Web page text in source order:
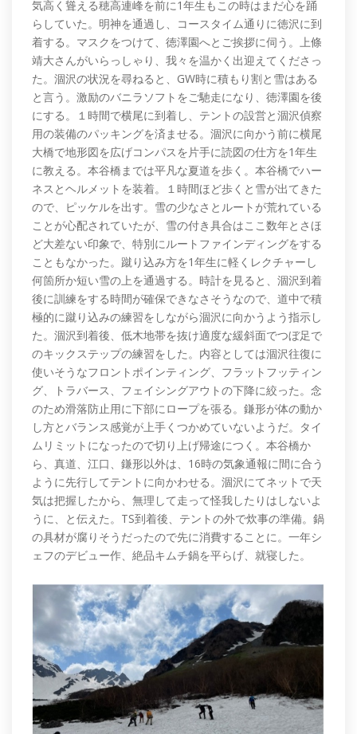
気高く聳える穂高連峰を前に1年生もこの時はまだ心を踊
らしていた。明神を通過し、コースタイム通りに徳沢に到
着する。マスクをつけて、徳澤園へとご挨拶に伺う。上條
靖大さんがいらっしゃり、我々を温かく出迎えてくださっ
た。涸沢の状況を尋ねると、GW時に積もり割と雪はある
と言う。激励のバニラソフトをご馳走になり、徳澤園を後
にする。１時間で横尾に到着し、テントの設営と涸沢偵察
用の装備のパッキングを済ませる。涸沢に向かう前に横尾
大橋で地形図を広げコンパスを片手に読図の仕方を1年生
に教える。本谷橋までは平凡な夏道を歩く。本谷橋でハー
ネスとヘルメットを装着。１時間ほど歩くと雪が出てきた
ので、ピッケルを出す。雪の少なさとルートが荒れている
ことが心配されていたが、雪の付き具合はここ数年とさほ
ど大差ない印象で、特別にルートファインディングをする
こともなかった。蹴り込み方を1年生に軽くレクチャーし
何箇所か短い雪の上を通過する。時計を見ると、涸沢到着
後に訓練をする時間が確保できなさそうなので、道中で積
極的に蹴り込みの練習をしながら涸沢に向かうよう指示し
た。涸沢到着後、低木地帯を抜け適度な緩斜面でつぼ足で
のキックステップの練習をした。内容としては涸沢往復に
使いそうなフロントポインティング、フラットフッティン
グ、トラバース、フェイシングアウトの下降に絞った。念
のため滑落防止用に下部にロープを張る。鎌形が体の動か
し方とバランス感覚が上手くつかめていないようだ。タイ
ムリミットになったので切り上げ帰途につく。本谷橋か
ら、真道、江口、鎌形以外は、16時の気象通報に間に合う
ように先行してテントに向かわせる。涸沢にてネットで天
気は把握したから、無理して走って怪我したりはしないよ
うに、と伝えた。TS到着後、テントの外で炊事の準備。鍋
の具材が腐りそうだったので先に消費することに。一年シ
ェフのデビュー作、絶品キムチ鍋を平らげ、就寝した。